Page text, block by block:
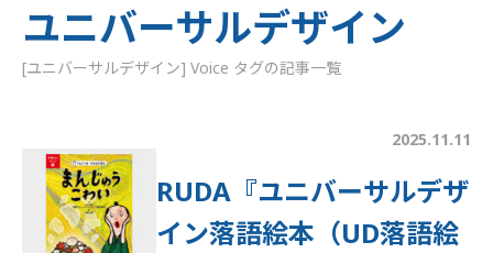
ユニバーサルデザイン
[ユニバーサルデザイン] Voice タグの記事一覧
2025.11.11
RUDA『ユニバーサルデザ
イン落語絵本（UD落語絵